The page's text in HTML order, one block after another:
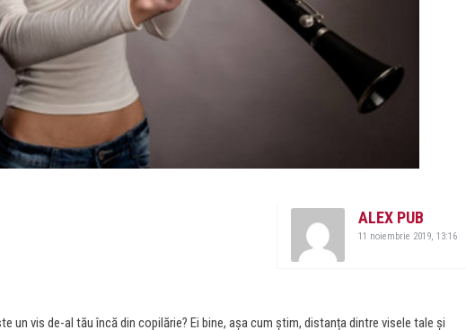
ALEX PUB
11 noiembrie 2019, 13:16
un vis de-al tău încă din copilărie? Ei bine, așa cum știm, distanța dintre visele tale și